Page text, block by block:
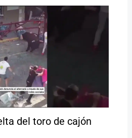
del toro de cajón